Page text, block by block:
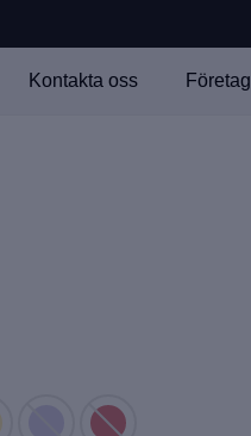
Kontakta oss Företag